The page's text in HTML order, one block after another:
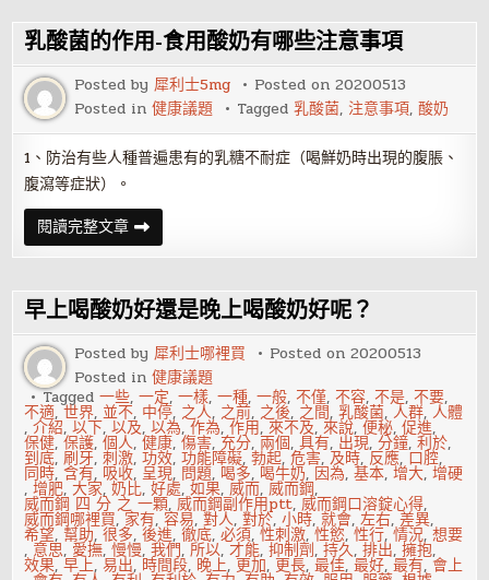
喝
酸
奶
會
發
胖
嗎
乳酸菌的作用-食用酸奶有哪些注意事項
Posted by犀利士5mg Posted on20200513
Posted in健康議題 Tagged乳酸菌, 注意事項,酸奶
1、防治有些人種普遍患有的乳糖不耐症（喝鮮奶時出現的腹脹、
腹瀉等症狀）。
閱讀完整文章乳
酸
菌
作
用-
食
用
酸
奶
有
哪
些
注
意
事
項
早上喝酸奶好還是晚上喝酸奶好呢？
Posted by犀利士哪裡買 Posted on20200513
Posted in健康議題
Tagged一些,一定,一樣,一種,一般,不僅,不容,不是,不要,
不適,世界,並不, 中停, 之人, 之前, 之後, 之間,乳酸菌,人群,人體
,介紹,以下,以及,以為,作為,作用,來不及,來說,便秘,促進,
保健,保護,個人,健康,傷害, 充分, 兩個,具有, 出現,分鐘,利於,
到底,刷牙,刺激,功效,功能障礙,勃起,危害,及時, 反應, 口腔,
同時,含有, 吸收,呈現, 問題, 喝多, 喝牛奶, 因為,基本,增大,增硬
,增肥,大家,奶比,好處,如果,威而,威而鋼,
威而鋼 四 分 之 一顆,威而鋼副作用ptt,威而鋼口溶錠心得,
威而鋼哪裡買, 家有,容易,對人,對於,小時,就會,左右,差異,
希望,幫助,很多,後進,徹底,必須,性刺激,性慾,性行,情況,想要
, 意思, 愛撫,慢慢,我們,所以,才能,抑制劑,持久,排出,擁抱,
效果,早上,易出, 時間段, 晚上,更加, 更長,最佳,最好,最有, 會上